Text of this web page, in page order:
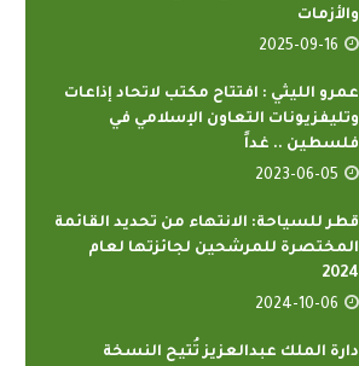
والأزمات
2025-09-16
ًعمرو الليثي : افتتاح مكتب لاتحاد إذاعات
وتليفزيونات التعاون الإسلامي في
فلسطين .. غداً
2023-06-05
قطر للسياحة: الانتهاء من تحديد القائمة
المختصرة للمرشحين لجائزتها لعام
2024
2024-10-06
دارة الملك عبدالعزيز تُتيح النسخة